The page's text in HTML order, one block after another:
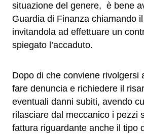
situazione del genere, è bene
Guardia di Finanza chiamando
invitandola ad effettuare un
spiegato l’accaduto.
Dopo di che conviene rivolgersi
fare denuncia e richiedere il
eventuali danni subiti, avendo
rilasciare dal meccanico i pezzi
fattura riguardante anche il tipo